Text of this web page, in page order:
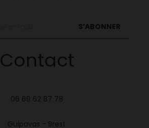
S’ABONNER
Contact
06 69 62 87 78
Guipavas - Brest